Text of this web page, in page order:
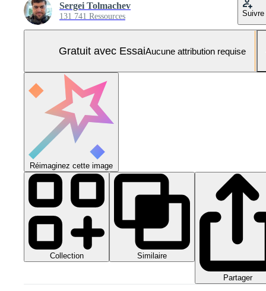
Sergei Tolmachev
131 741 Ressources Suivre
Gratuit avec EssaiAucune attribution requise
Réimaginez cette image
Collection Similaire
Partager